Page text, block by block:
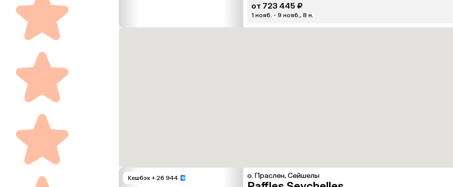
от 723 445 ₽
1 нояб. - 9 нояб., 8 н.
Кешбэк + 26 944 о. Праслен, Сейшелы